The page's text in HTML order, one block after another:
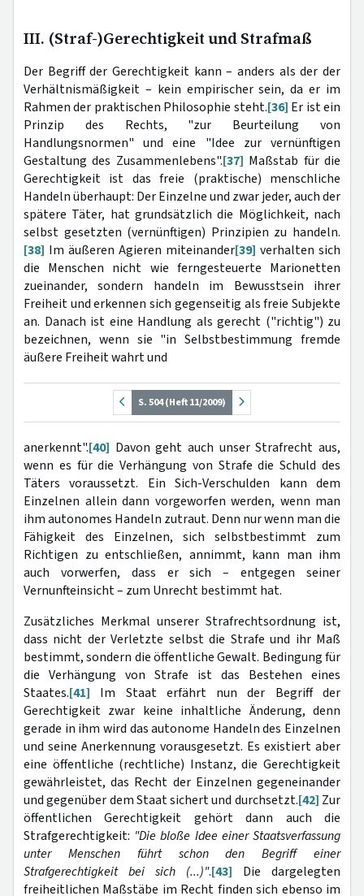
III. (Straf-)Gerechtigkeit und Strafmaß
Der Begriff der Gerechtigkeit kann – anders als der der
Verhältnismäßigkeit – kein empirischer sein, da er im
Rahmen der praktischen Philosophie steht.[36] Er ist ein
Prinzip des Rechts, "zur Beurteilung von
Handlungsnormen" und eine "Idee zur vernünftigen
Gestaltung des Zusammenlebens".[37] Maßstab für die
Gerechtigkeit ist das freie (praktische) menschliche
Handeln überhaupt: Der Einzelne und zwar jeder, auch der
spätere Täter, hat grundsätzlich die Möglichkeit, nach
selbst gesetzten (vernünftigen) Prinzipien zu handeln.
[38] Im äußeren Agieren miteinander[39] verhalten sich
die Menschen nicht wie ferngesteuerte Marionetten
zueinander, sondern handeln im Bewusstsein ihrer
Freiheit und erkennen sich gegenseitig als freie Subjekte
an. Danach ist eine Handlung als gerecht ("richtig") zu
bezeichnen, wenn sie "in Selbstbestimmung fremde
äußere Freiheit wahrt und
S. 504 (Heft 11/2009)
anerkennt".[40] Davon geht auch unser Strafrecht aus,
wenn es für die Verhängung von Strafe die Schuld des
Täters voraussetzt. Ein Sich-Verschulden kann dem
Einzelnen allein dann vorgeworfen werden, wenn man
ihm autonomes Handeln zutraut. Denn nur wenn man die
Fähigkeit des Einzelnen, sich selbstbestimmt zum
Richtigen zu entschließen, annimmt, kann man ihm
auch vorwerfen, dass er sich – entgegen seiner
Vernunfteinsicht – zum Unrecht bestimmt hat.
Zusätzliches Merkmal unserer Strafrechtsordnung ist,
dass nicht der Verletzte selbst die Strafe und ihr Maß
bestimmt, sondern die öffentliche Gewalt. Bedingung für
die Verhängung von Strafe ist das Bestehen eines
Staates.[41] Im Staat erfährt nun der Begriff der
Gerechtigkeit zwar keine inhaltliche Änderung, denn
gerade in ihm wird das autonome Handeln des Einzelnen
und seine Anerkennung vorausgesetzt. Es existiert aber
eine öffentliche (rechtliche) Instanz, die Gerechtigkeit
gewährleistet, das Recht der Einzelnen gegeneinander
und gegenüber dem Staat sichert und durchsetzt.[42] Zur
öffentlichen Gerechtigkeit gehört dann auch die
Strafgerechtigkeit: "Die bloße Idee einer Staatsverfassung
unter Menschen führt schon den Begriff einer
Strafgerechtigkeit bei sich (...)".[43] Die dargelegten
freiheitlichen Maßstäbe im Recht finden sich ebenso im